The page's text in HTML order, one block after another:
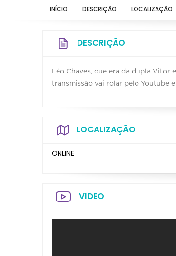
INÍCIO DESCRIÇÃO LOCALIZAÇÃO
DESCRIÇÃO
Léo Chaves, que era da dupla Vitor
transmissão vai rolar pelo Youtube
LOCALIZAÇÃO
ONLINE
VIDEO